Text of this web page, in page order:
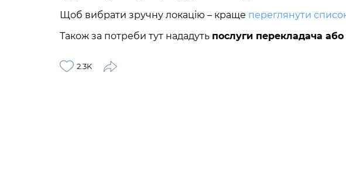
Щоб вибрати зручну локацію – краще переглянути
Також за потреби тут нададуть послуги перекладача або
2.3K